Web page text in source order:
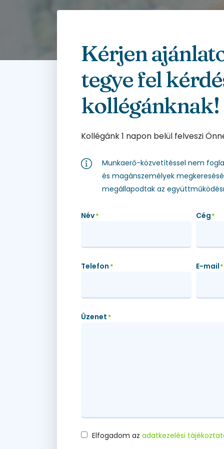
Kérjen
tegye fel
kollégánknak!
Kollégánk 1 napon belül felveszi
Munkaerő-közvetítéssel nem
és magánszemélyek
megállapodtak az
Név* Cég*
Telefon * E-mail*
Üzenet *
Consent*
Elfogadom az adatkezelési